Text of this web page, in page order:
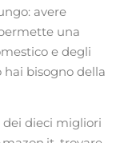
avere
una
e degli
bisogno della
dei dieci migliori